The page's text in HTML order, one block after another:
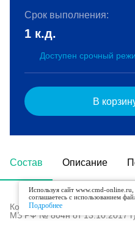
Состав Описание
Код в номенклатуре
МЗ РФ № 804н от 13.10.2017
Срок выполнения:
1 к.д.
Доступен срочный
В
Используя сайт www.cmd-
соглашаетесь с использованием
Подробнее